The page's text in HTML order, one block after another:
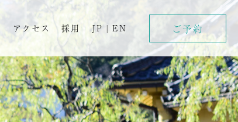
アクセス 採用 JP | EN ご予約